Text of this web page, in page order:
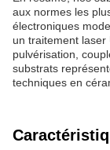
aux normes les
électroniques
un traitement
pulvérisation,
substrats
techniques en